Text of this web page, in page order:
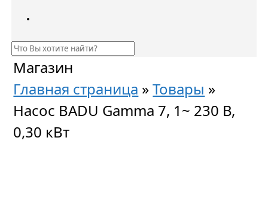
Магазин
Главная страница »Товары »
Насос BADU Gamma 7, 1~ 230 В,
0,30 кВт